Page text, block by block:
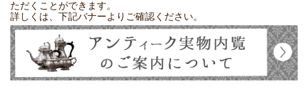
ただくことができます。
詳しくは、下記バナーよりご確認ください。